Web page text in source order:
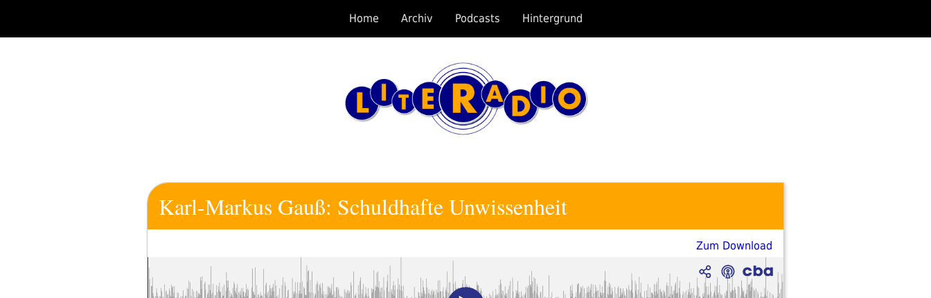
springen
Home Archiv Podcasts Hintergrund
Karl-Markus Gauß: Schuldhafte Unwissenheit
Zum Download